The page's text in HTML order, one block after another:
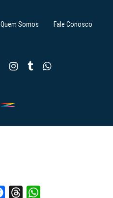
Quem Somos Fale Conosco
FacebookThreadsWhatsApp